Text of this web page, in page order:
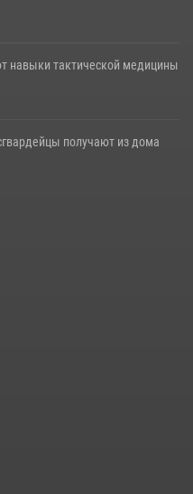
навыки тактической медицины
получают из дома